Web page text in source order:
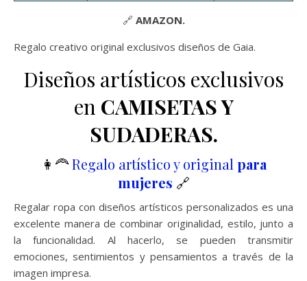
🔗 AMAZON.
Regalo creativo original exclusivos diseños de Gaia.
Diseños artísticos exclusivos
en CAMISETAS Y
SUDADERAS.
👩‍🦰Regalo artístico y original para
mujeres 🔗
Regalar ropa con diseños artísticos personalizados es una
excelente manera de combinar originalidad, estilo, junto a
la funcionalidad. Al hacerlo, se pueden transmitir
emociones, sentimientos y pensamientos a través de la
imagen impresa.